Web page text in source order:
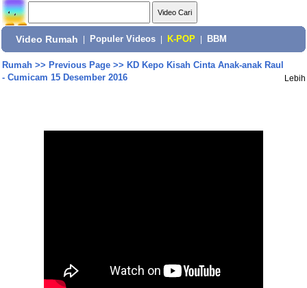
Video Rumah Populer Videos K-POP BBM
Rumah>> Previous Page>> KD Kepo Kisah Cinta Anak-anak Raul
- Cumicam 15 Desember 2016
Lebih